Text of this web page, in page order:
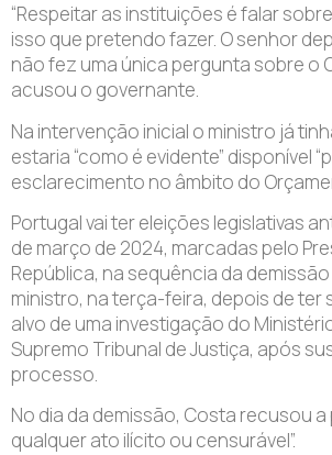
“Respeitar as instituições é falar
isso que pretendo fazer. O senhor
não fez uma única pergunta sobre o
acusou o governante.
Na intervenção inicial o ministro já
estaria “como é evidente” disponível
esclarecimento no âmbito do
Portugal vai ter eleições legislativas
de março de 2024, marcadas pelo
República, na sequência da
ministro, na terça-feira, depois de ter
alvo de uma investigação do
Supremo Tribunal de Justiça, após
processo.
No dia da demissão, Costa recusou a
qualquer ato ilícito ou censurável”.